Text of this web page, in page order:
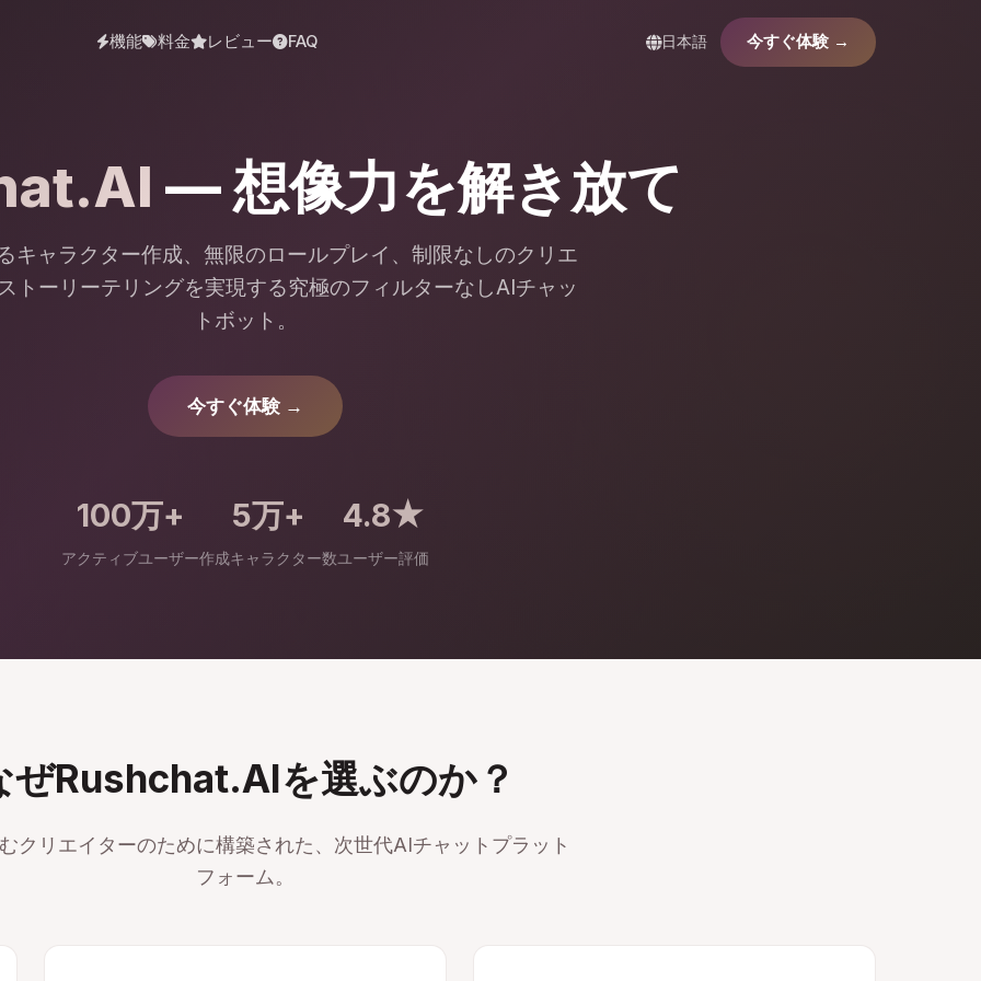
機能 料金 レビュー FAQ 日本語 今すぐ体験 →
— 想像力を解き放て
キャラクター作成、無限のロールプレイ、制限なしのクリエ
トーリーテリングを実現する究極のフィルターなしAIチャッ
トボット。
今すぐ体験 →
100万+
アクティブユーザー
5万+
作成キャラクター数
4.8★
ユーザー評価
ぜRushchat.AIを選ぶのか？
クリエイターのために構築された、次世代AIチャットプラット
フォーム。